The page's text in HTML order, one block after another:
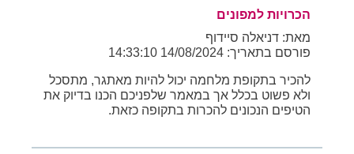
הכרויות למפונים
מאת: דניאלה סיידוף
פורסם בתאריך: 14/08/2024 14:33:10
להכיר בתקופת מלחמה יכול להיות מאתגר, מתסכל
ולא פשוט בכלל אך במאמר שלפניכם הכנו בדיוק את
הטיפים הנכונים להכרות בתקופה כזאת.